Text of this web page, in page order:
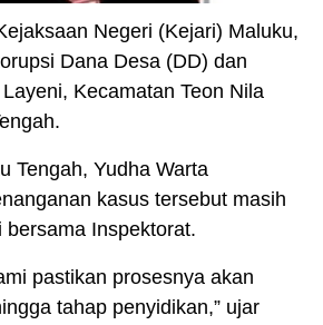
Negeri (Kejari) Maluku,
Dana Desa (DD) dan
Kecamatan Teon Nila
Tengah, Yudha Warta
kasus tersebut masih
Inspektorat.
pastikan prosesnya akan
tahap penyidikan,” ujar